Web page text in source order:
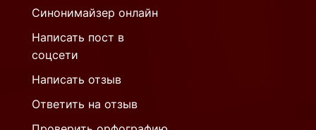
Синонимайзер онлайн
Написать пост в
соцсети
Написать отзыв
Ответить на отзыв